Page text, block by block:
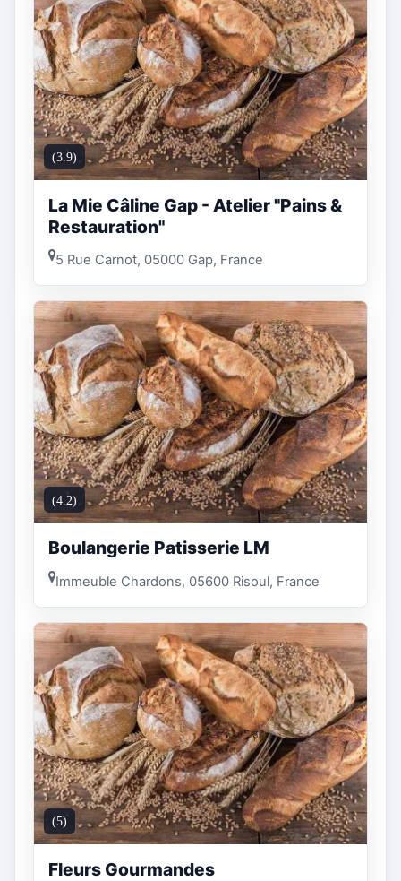
(3.9)
La Mie Câline Gap - Atelier "Pains &
Restauration"
5 Rue Carnot, 05000 Gap, France
(4.2)
Boulangerie Patisserie LM
Immeuble Chardons, 05600 Risoul, France
(5)
Fleurs Gourmandes